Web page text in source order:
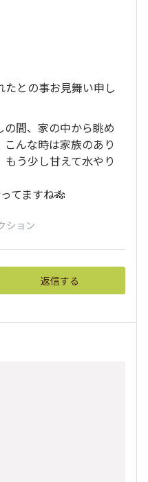
との事お見舞い申し
間、家の中から眺め
んな時は家族のあり
う少し甘えて水やり
てますね🎋
ション
返信する